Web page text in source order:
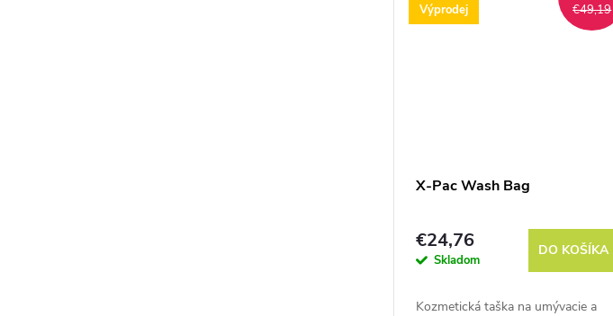
Výprodej
€49,19
X-Pac Wash Bag
€24,76
Skladom
DO KOŠÍKA
Kozmetická taška na umývacie a